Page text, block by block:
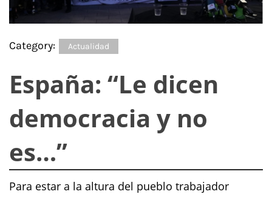
Category: Actualidad
España: “Le dicen
democracia y no
es…”
Para estar a la altura del pueblo trabajador